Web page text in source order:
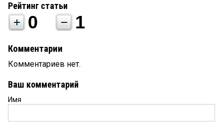
Рейтинг статьи
0 1
Комментарии
Комментариев нет.
Ваш комментарий
Имя